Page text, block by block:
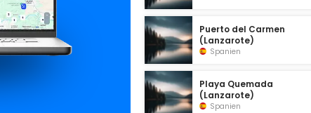
Puerto del Carmen
(Lanzarote)
Spanien
Playa Quemada
(Lanzarote)
Spanien